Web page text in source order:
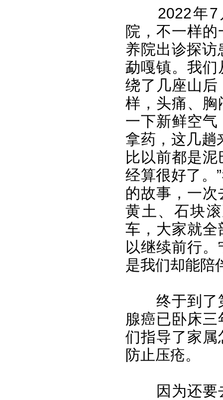
2022年
院，不一样
养院出诊探
勐嘎镇。我
绕了几座山
样，头痛、
一下新鲜空
拿药，这几趟
比以前都是
经算很好了。
的故事，一
黄土、石块
车，大家就
以继续前行
是我们却能陪
终于到了
腺癌已卧床
们指导了家
防止压疮。
因为还